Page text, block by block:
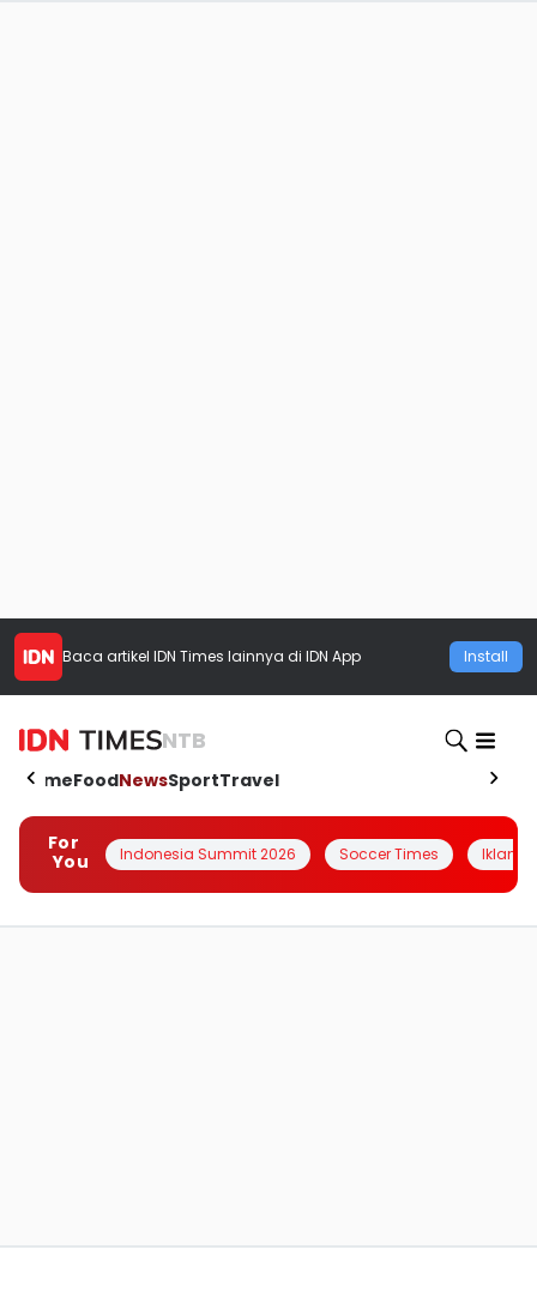
Baca artikel IDN Times lainnya di IDN App Install
NTB
HomeFoodNewsSportTravel
For
You
Indonesia Summit 2026 Soccer Times Iklanin